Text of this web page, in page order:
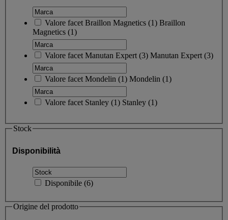
Valore facet Braillon Magnetics (1) Braillon
Magnetics (1)
Valore facet Manutan Expert (3) Manutan Expert (3)
Valore facet Mondelin (1) Mondelin (1)
Valore facet Stanley (1) Stanley (1)
Stock
Disponibilità
Disponibile (6)
Origine del prodotto